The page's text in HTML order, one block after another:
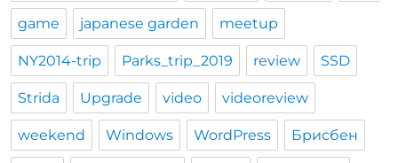
game japanese garden meetup
NY2014-trip Parks_trip_2019 review SSD
Strida Upgrade video videoreview
weekend Windows WordPress Брисбен